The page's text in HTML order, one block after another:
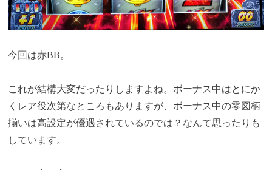
今回は赤BB。
これが結構大変だったりしますよね。ボーナス中はとにか
くレア役次第なところもありますが、ボーナス中の零図柄
揃いは高設定が優遇されているのでは？なんて思ったりも
しています。